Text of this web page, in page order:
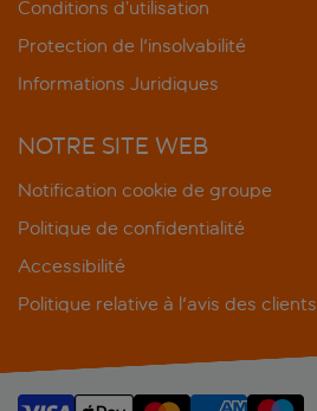
Conditions d’utilisation
Protection de l'insolvabilité
Informations Juridiques
NOTRE SITE WEB
Notification cookie de groupe
Politique de confidentialité
Accessibilité
Politique relative à l'avis des clients